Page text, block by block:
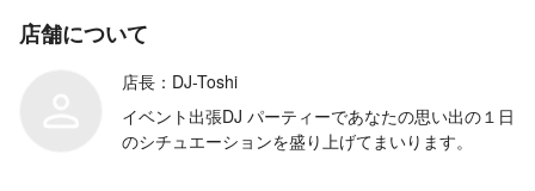
店舗について
店長：DJ-Toshi
イベント出張DJ パーティーであなたの思い出の１日
のシチュエーションを盛り上げてまいります。